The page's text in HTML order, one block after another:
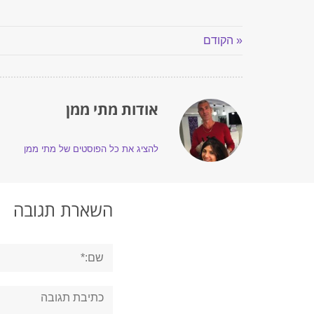
« הקודם
אודות מתי ממן
להציג את כל הפוסטים של מתי ממן
השארת תגובה